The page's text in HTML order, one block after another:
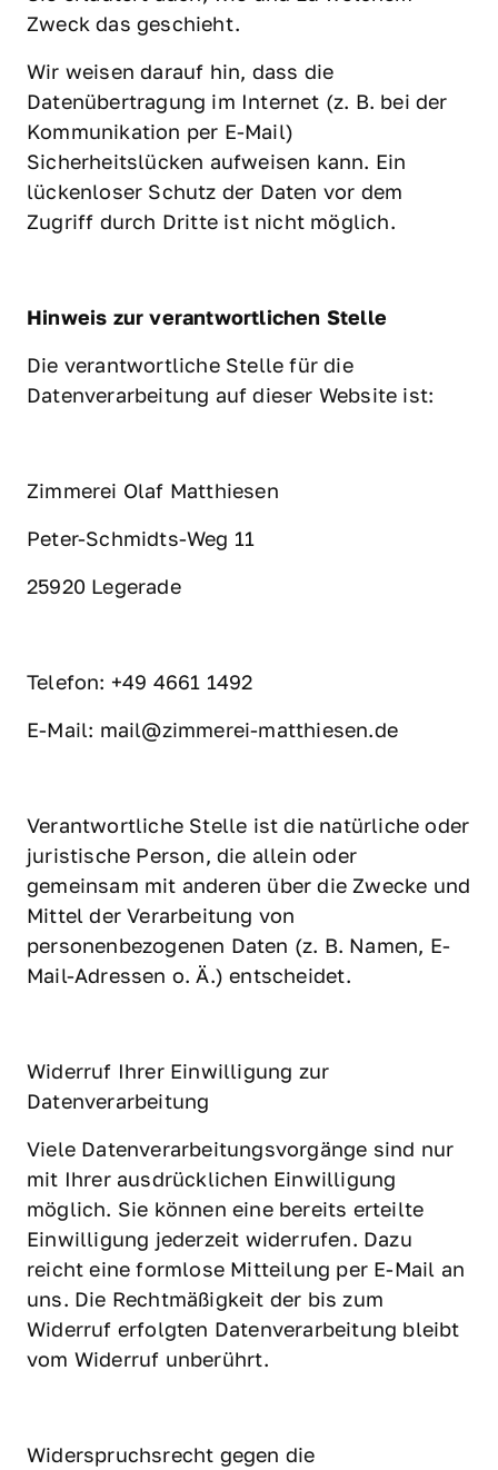
Zweck das geschieht.
Wir weisen darauf hin, dass die
Datenübertragung im Internet (z. B. bei der
Kommunikation per E-Mail)
Sicherheitslücken aufweisen kann. Ein
lückenloser Schutz der Daten vor dem
Zugriff durch Dritte ist nicht möglich.
Hinweis zur verantwortlichen Stelle
Die verantwortliche Stelle für die
Datenverarbeitung auf dieser Website ist:
Zimmerei Olaf Matthiesen
Peter-Schmidts-Weg 11
25920 Legerade
Telefon: +49 4661 1492
E-Mail: mail@zimmerei-matthiesen.de
Verantwortliche Stelle ist die natürliche oder
juristische Person, die allein oder
gemeinsam mit anderen über die Zwecke und
Mittel der Verarbeitung von
personenbezogenen Daten (z. B. Namen, E-
Mail-Adressen o. Ä.) entscheidet.
Widerruf Ihrer Einwilligung zur
Datenverarbeitung
Viele Datenverarbeitungsvorgänge sind nur
mit Ihrer ausdrücklichen Einwilligung
möglich. Sie können eine bereits erteilte
Einwilligung jederzeit widerrufen. Dazu
reicht eine formlose Mitteilung per E-Mail an
uns. Die Rechtmäßigkeit der bis zum
Widerruf erfolgten Datenverarbeitung bleibt
vom Widerruf unberührt.
Widerspruchsrecht gegen die